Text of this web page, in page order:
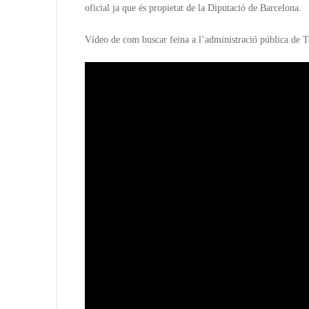
oficial ja que és propietat de la Diputació de Barcelona.
Vídeo de com buscar feina a l’administració pública de